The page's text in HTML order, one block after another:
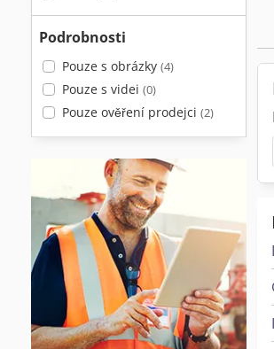
Podrobnosti
Pouze s obrázky (4)
Pouze s videi (0)
Pouze ověření prodejci (2)